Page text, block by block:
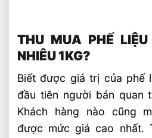
THU MUA PHẾ
NHIÊU 1KG?
Biết được giá trị của phế
đầu tiên người bán quan
Khách hàng nào cũng
được mức giá cao nhất.